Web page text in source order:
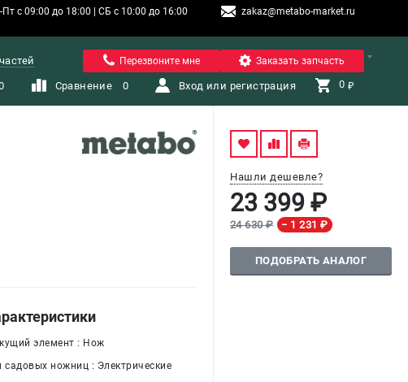
с 09:00 до 18:00 | СБ с 10:00 до 16:00
zakaz@metabo-market.ru
Санкт-Петербург
Перезвоните мне Заказать запчасть
Сравнение 0 Вход или регистрация 0 ₽
Нашли дешевле?
23 399 ₽
24 630 ₽ − 1 231 ₽
ПОДОБРАТЬ АНАЛОГ
элемент : Нож
садовых ножниц : Электрические